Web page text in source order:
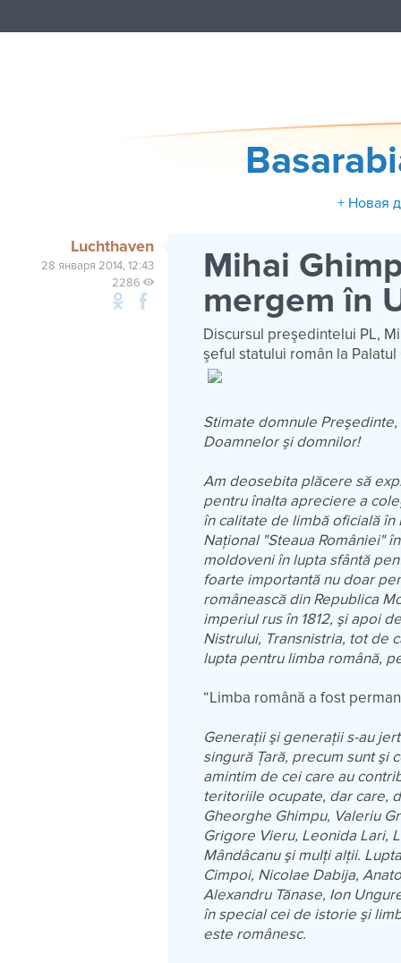
+ Новая
Luchthaven
28 января 2014, 12:43
2286
Mihai
mergem în
Discursul preşedintelui PL,
şeful statului român la
Stimate domnule Preşedinte,
Doamnelor şi domnilor!
Am deosebita plăcere să
pentru înalta apreciere a
în calitate de limbă oficială
Naţional "Steaua României"
moldoveni în lupta sfântă
foarte importantă nu doar
românească din Republica
imperiul rus în 1812, şi apoi
Nistrului, Transnistria, tot de
lupta pentru limba română,
“Limba română a fost
Generaţii şi generaţii s-au
singură Ţară, precum sunt şi
amintim de cei care au
teritoriile ocupate, dar care,
Gheorghe Ghimpu, Valeriu
Grigore Vieru, Leonida Lari,
Mândâcanu şi mulţi alţii.
Cimpoi, Nicolae Dabija,
Alexandru Tănase, Ion
în special cei de istorie şi
este românesc.